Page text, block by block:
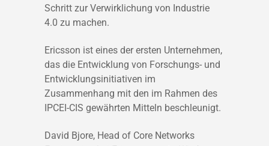
Schritt zur Verwirklichung von Industrie
4.0 zu machen.
Ericsson ist eines der ersten Unternehmen,
das die Entwicklung von Forschungs- und
Entwicklungsinitiativen im
Zusammenhang mit den im Rahmen des
IPCEI-CIS gewährten Mitteln beschleunigt.
David Bjore, Head of Core Networks